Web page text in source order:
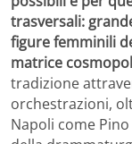
trasversali:
figure femminili
matrice
tradizione
orchestrazioni,
Napoli come